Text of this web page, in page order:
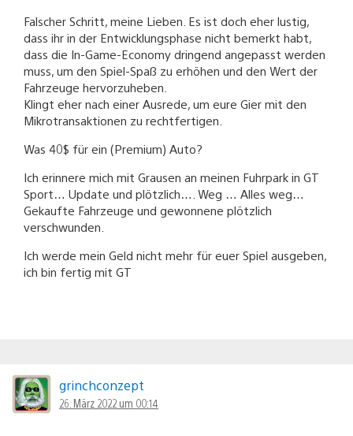
Falscher Schritt, meine Lieben. Es ist doch eher lustig,
dass ihr in der Entwicklungsphase nicht bemerkt habt,
dass die In-Game-Economy dringend angepasst werden
muss, um den Spiel-Spaß zu erhöhen und den Wert der
Fahrzeuge hervorzuheben.
Klingt eher nach einer Ausrede, um eure Gier mit den
Mikrotransaktionen zu rechtfertigen.
Was 40$ für ein (Premium) Auto?
Ich erinnere mich mit Grausen an meinen Fuhrpark in GT
Sport… Update und plötzlich…. Weg … Alles weg…
Gekaufte Fahrzeuge und gewonnene plötzlich
verschwunden.
Ich werde mein Geld nicht mehr für euer Spiel ausgeben,
ich bin fertig mit GT
grinchconzept
26. März 2022 um 00:14